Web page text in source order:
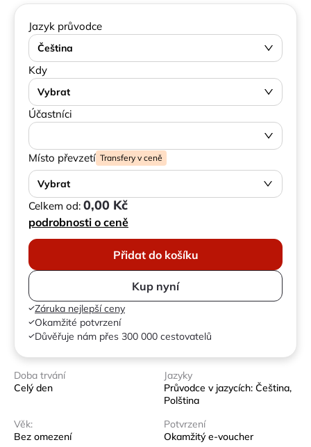
Jazyk průvodce
Čeština
Kdy
Vybrat
Účastníci
Místo převzetí Transfery v ceně
Vybrat
Celkem od: 0,00 Kč
podrobnosti o ceně
Přidat do košíku
Kup nyní
Záruka nejlepší ceny
Okamžité potvrzení
Důvěřuje nám přes 300 000 cestovatelů
Doba trvání
Celý den
Jazyky
Průvodce v jazycích: Čeština,
Polština
Věk:
Bez omezení
Potvrzení
Okamžitý e-voucher